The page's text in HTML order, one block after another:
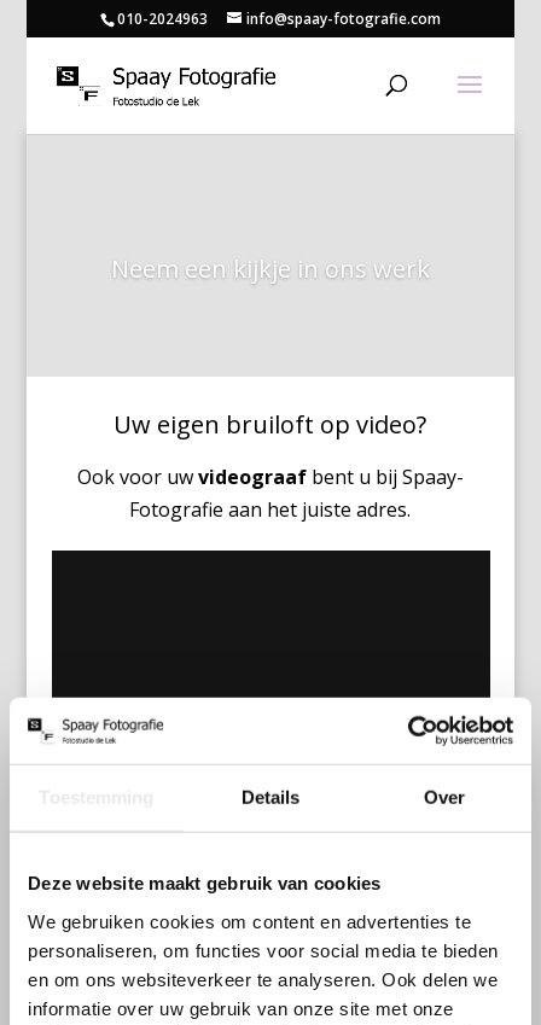
Details Over
Deze website maakt gebruik van cookies
We gebruiken cookies om content en advertenties te
personaliseren, om functies voor social media te bieden
en om ons websiteverkeer te analyseren. Ook delen we
informatie over uw gebruik van onze site met onze
010-2024963 info@spaay-fotografie.com
Neem een kijkje in ons werk
Uw eigen bruiloft op video?
Ook voor uwvideograafbent u bij Spaay-
Fotografie aan het juiste adres.